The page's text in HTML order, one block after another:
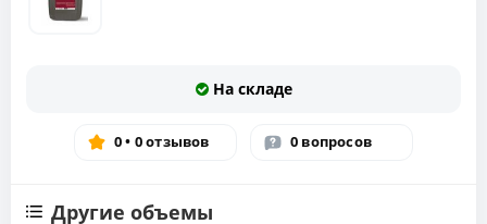
На складе
0 • 0 отзывов 0 вопросов
Другие объемы